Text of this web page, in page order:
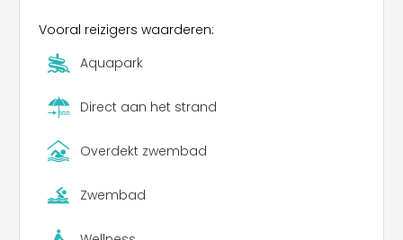
Vooral reizigers waarderen:
Aquapark
Direct aan het strand
Overdekt zwembad
Zwembad